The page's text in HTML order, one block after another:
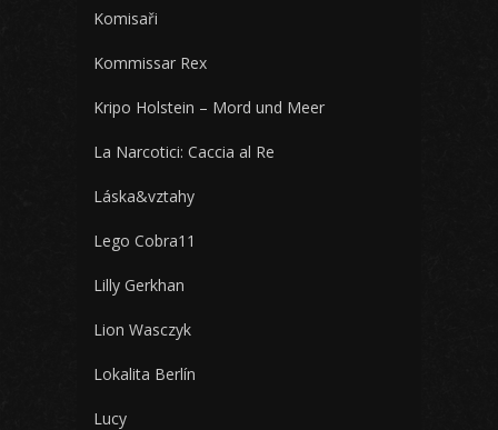
Komisaři
Kommissar Rex
Kripo Holstein – Mord und Meer
La Narcotici: Caccia al Re
Láska&vztahy
Lego Cobra11
Lilly Gerkhan
Lion Wasczyk
Lokalita Berlín
Lucy